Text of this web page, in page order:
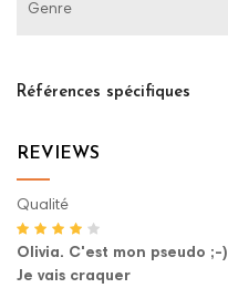
Genre
Références spécifiques
REVIEWS
Qualité
Olivia. C'est mon pseudo ;-)
Je vais craquer